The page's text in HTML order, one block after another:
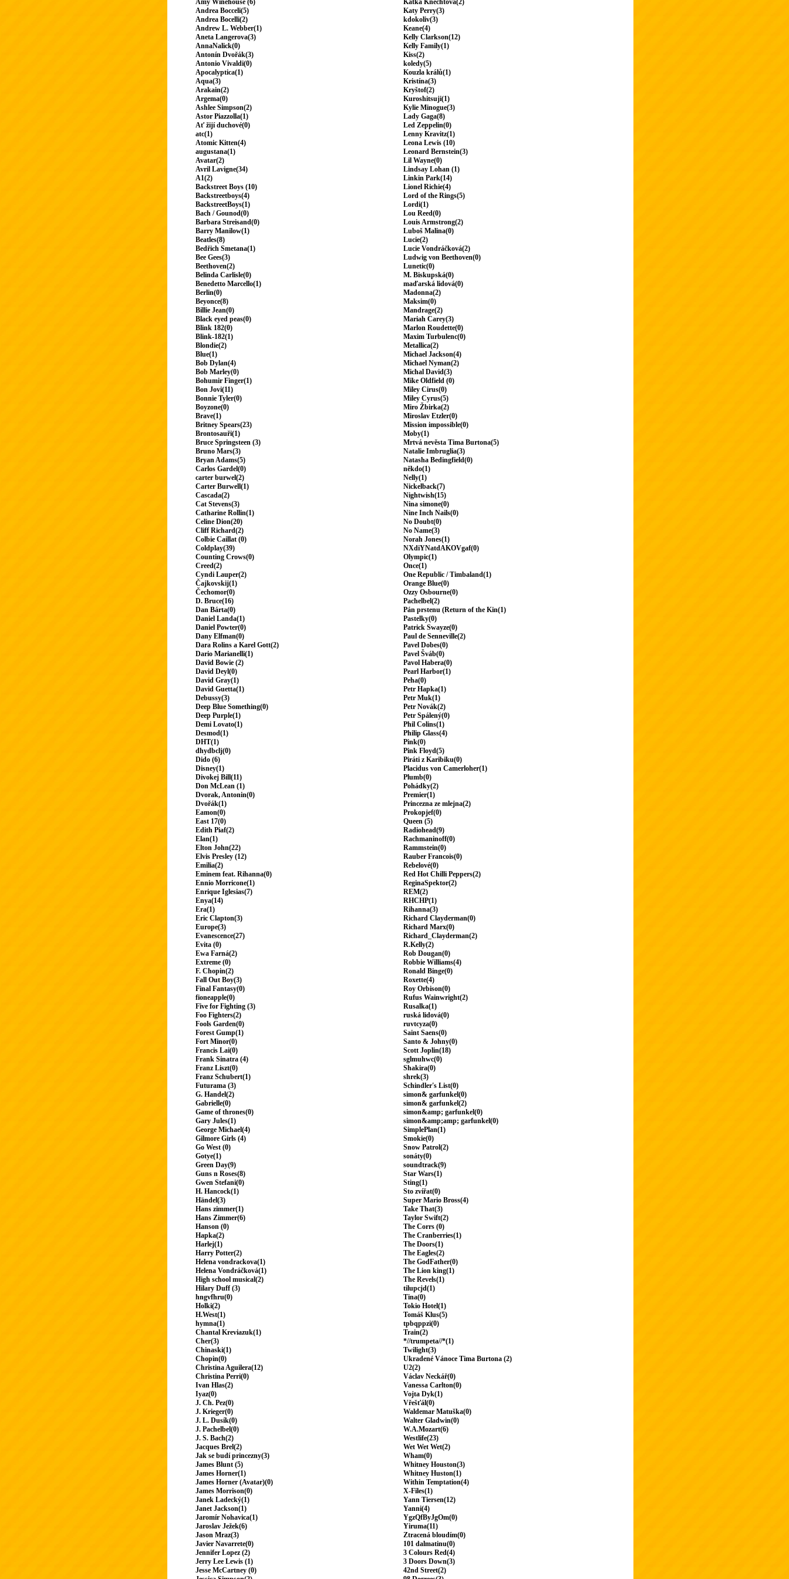
Amy Winehouse (6)
Andrea Bocceli(5)
Andrea Bocelli(2)
Andrew L. Webber(1)
Aneta Langerova(3)
AnnaNalick(0)
Antonín Dvořák(3)
Antonio Vivaldi(0)
Apocalyptica(1)
Aqua(3)
Arakain(2)
Argema(0)
Ashlee Simpson(2)
Astor Piazzolla(1)
Ať žijí duchové(0)
atc(1)
Atomic Kitten(4)
augustana(1)
Avatar(2)
Avril Lavigne(34)
A1(2)
Backstreet Boys (10)
Backstreetboys(4)
BackstreetBoys(1)
Bach / Gounod(0)
Barbara Streisand(0)
Barry Manilow(1)
Beatles(8)
Bedřich Smetana(1)
Bee Gees(3)
Beethoven(2)
Belinda Carlisle(0)
Benedetto Marcello(1)
Berlin(0)
Beyonce(8)
Billie Jean(0)
Black eyed peas(0)
Blink 182(0)
Blink-182(1)
Blondie(2)
Blue(1)
Bob Dylan(4)
Bob Marley(0)
Bohumir Finger(1)
Bon Jovi(11)
Bonnie Tyler(0)
Boyzone(0)
Brave(1)
Britney Spears(23)
Brontosauři(1)
Bruce Springsteen (3)
Bruno Mars(3)
Bryan Adams(5)
Carlos Gardel(0)
carter burwel(2)
Carter Burwell(1)
Cascada(2)
Cat Stevens(3)
Catharine Rollin(1)
Celine Dion(20)
Cliff Richard(2)
Colbie Caillat (0)
Coldplay(39)
Counting Crows(0)
Creed(2)
Cyndi Lauper(2)
Čajkovskij(1)
Čechomor(0)
D. Bruce(16)
Dan Bárta(0)
Daniel Landa(1)
Daniel Powter(0)
Dany Elfman(0)
Dara Rolins a Karel Gott(2)
Dario Marianelli(1)
David Bowie (2)
David Deyl(0)
David Gray(1)
David Guetta(1)
Debussy(3)
Deep Blue Something(0)
Deep Purple(1)
Demi Lovato(1)
Desmod(1)
DHT(1)
dhydbclj(0)
Dido (6)
Disney(1)
Divokej Bill(11)
Don McLean (1)
Dvorak, Antonin(0)
Dvořák(1)
Eamon(0)
East 17(0)
Edith Piaf(2)
Elan(1)
Elton John(22)
Elvis Presley (12)
Emilia(2)
Eminem feat. Rihanna(0)
Ennio Morricone(1)
Enrique Iglesias(7)
Enya(14)
Era(1)
Eric Clapton(3)
Europe(3)
Evanescence(27)
Evita (0)
Ewa Farná(2)
Extreme (0)
F. Chopin(2)
Fall Out Boy(3)
Final Fantasy(0)
fioneapple(0)
Five for Fighting (3)
Foo Fighters(2)
Fools Garden(0)
Forest Gump(1)
Fort Minor(0)
Francis Lai(0)
Frank Sinatra (4)
Franz Liszt(0)
Franz Schubert(1)
Futurama (3)
G. Handel(2)
Gabrielle(0)
Game of thrones(0)
Gary Jules(1)
George Michael(4)
Gilmore Girls (4)
Go West (0)
Gotye(1)
Green Day(9)
Guns n Roses(8)
Gwen Stefani(0)
H. Hancock(1)
Händel(3)
Hans zimmer(1)
Hans Zimmer(6)
Hanson (0)
Hapka(2)
Harlej(1)
Harry Potter(2)
Helena vondrackova(1)
Helena Vondráčková(1)
High school musical(2)
Hilary Duff (3)
hngvfhru(0)
Holki(2)
H.West(1)
hymna(1)
Chantal Kreviazuk(1)
Cher(3)
Chinaski(1)
Chopin(0)
Christina Aguilera(12)
Christina Perri(0)
Ivan Hlas(2)
Iyaz(0)
J. Ch. Pez(0)
J. Krieger(0)
J. L. Dusík(0)
J. Pachelbel(0)
J. S. Bach(2)
Jacques Brel(2)
Jak se budí princezny(3)
James Blunt (5)
James Horner(1)
James Horner (Avatar)(0)
James Morrison(0)
Janek Ladecký(1)
Janet Jackson(1)
Jaromír Nohavica(1)
Jaroslav Ježek(6)
Jason Mraz(3)
Javier Navarrete(0)
Jennifer Lopez (2)
Jerry Lee Lewis (1)
Jesse McCartney (0)
Katka Knechtová(2)
Katy Perry(3)
kdokoliv(3)
Keane(4)
Kelly Clarkson(12)
Kelly Family(1)
Kiss(2)
koledy(5)
Kouzla králů(1)
Kristína(3)
Kryštof(2)
Kuroshitsuji(1)
Kylie Minogue(3)
Lady Gaga(8)
Led Zeppelin(0)
Lenny Kravitz(1)
Leona Lewis (10)
Leonard Bernstein(3)
Lil Wayne(0)
Lindsay Lohan (1)
Linkin Park(14)
Lionel Richie(4)
Lord of the Rings(5)
Lordi(1)
Lou Reed(0)
Louis Armstrong(2)
Luboš Malina(0)
Lucie(2)
Lucie Vondráčková(2)
Ludwig von Beethoven(0)
Lunetic(0)
M. Biskupská(0)
maďarská lidová(0)
Madonna(2)
Maksim(0)
Mandrage(2)
Mariah Carey(3)
Marlon Roudette(0)
Maxim Turbulenc(0)
Metallica(2)
Michael Jackson(4)
Michael Nyman(2)
Michal David(3)
Mike Oldfield (0)
Miley Cirus(0)
Miley Cyrus(5)
Miro Žbirka(2)
Miroslav Etzler(0)
Mission impossible(0)
Moby(1)
Mrtvá nevěsta Tima Burtona(5)
Natalie Imbruglia(3)
Natasha Bedingfield(0)
někdo(1)
Nelly(1)
Nickelback(7)
Nightwish(15)
Nina simone(0)
Nine Inch Nails(0)
No Doubt(0)
No Name(3)
Norah Jones(1)
NXdiYNatdAKOVgaf(0)
Olympic(1)
Once(1)
One Republic / Timbaland(1)
Orange Blue(0)
Ozzy Osbourne(0)
Pachelbel(2)
Pán prstenu (Return of the Kin(1)
Pastelky(0)
Patrick Swayze(0)
Paul de Senneville(2)
Pavel Dobes(0)
Pavel Šváb(0)
Pavol Habera(0)
Pearl Harbor(1)
Peha(0)
Petr Hapka(1)
Petr Muk(1)
Petr Novák(2)
Petr Spálený(0)
Phil Colins(1)
Philip Glass(4)
Pink(0)
Pink Floyd(5)
Piráti z Karibiku(0)
Placidus von Camerloher(1)
Plumb(0)
Pohádky(2)
Premier(1)
Princezna ze mlejna(2)
Prokopjef(0)
Queen (5)
Radiohead(9)
Rachmaninoff(0)
Rammstein(0)
Rauber Francois(0)
Rebelové(0)
Red Hot Chilli Peppers(2)
ReginaSpektor(2)
REM(2)
RHCHP(1)
Rihanna(3)
Richard Clayderman(0)
Richard Marx(0)
Richard_Clayderman(2)
R.Kelly(2)
Rob Dougan(0)
Robbie Williams(4)
Ronald Binge(0)
Roxette(4)
Roy Orbison(0)
Rufus Wainwright(2)
Rusalka(1)
ruská lidová(0)
ruvtcyza(0)
Saint Saens(0)
Santo & Johny(0)
Scott Joplin(18)
sglmuhwc(0)
Shakira(0)
shrek(3)
Schindler's List(0)
simon& garfunkel(0)
simon& garfunkel(2)
simon&amp; garfunkel(0)
simon&amp;amp; garfunkel(0)
SimplePlan(1)
Smokie(0)
Snow Patrol(2)
sonáty(0)
soundtrack(9)
Star Wars(1)
Sting(1)
Sto zvířat(0)
Super Mario Bross(4)
Take That(3)
Taylor Swift(2)
The Corrs (0)
The Cranberries(1)
The Doors(1)
The Eagles(2)
The GodFather(0)
The Lion king(1)
The Revels(1)
tilupcjd(1)
Tina(0)
Tokio Hotel(1)
Tomáš Klus(5)
tpbqppzi(0)
Train(2)
*//trumpeta//*(1)
Twilight(3)
Ukradené Vánoce Tima Burtona (2)
U2(2)
Václav Neckář(0)
Vanessa Carlton(0)
Vojta Dyk(1)
Vřešťál(0)
Waldemar Matuška(0)
Walter Gladwin(0)
W.A.Mozart(6)
Westlife(23)
Wet Wet Wet(2)
Wham(0)
Whitney Houston(3)
Whitney Huston(1)
Within Temptation(4)
X-Files(1)
Yann Tiersen(12)
Yanni(4)
YgzQfByJgOm(0)
Yiruma(11)
Ztracená bloudím(0)
101 dalmatinu(0)
3 Colours Red(4)
3 Doors Down(3)
42nd Street(2)